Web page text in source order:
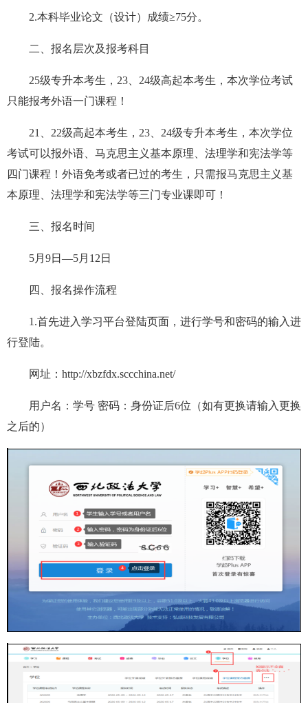
2.本科毕业论文（设计） 成绩≥75分。
二、 报名层次及报考科目
25级专升本考生 ， 23 24级高起本考生 ， 本次学位考试
只能报考外语一门课程！
21、22级高起本考生 ， 23、24级专升本考生，本次学位
考试可以报外语、马克思主义基本原理、法理学和宪法学等
四门课程 ！外语免考或者已过的考生， 只 需报马克思主义基
本原理、法理学和宪法学等三门专业课即可 ！
三、 报名时间
5月9日 —5月12日
四、 报名操作流程
1.首先进入学习平台登陆页面，进行学号和密码的输入进
行登陆。
网址：http://xbzfdx.sccchina.net/
用户名：学号 密码：身份证后6位（如有更换请输入更换
之后的）